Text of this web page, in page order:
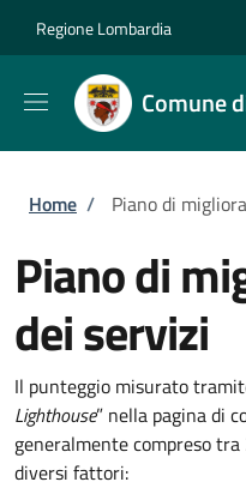
Regione Lombardia
Comune
Briciole di
Home / Piano di
Piano di
dei servizi
Il punteggio misurato
Lighthouse” nella pagina di
generalmente compreso
diversi fattori: